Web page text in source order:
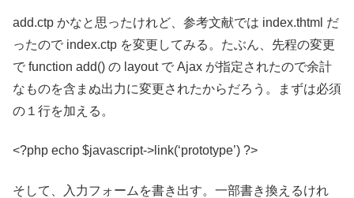
add.ctp かなと思ったけれど、参考文献では index.thtml だ
ったので index.ctp を変更してみる。たぶん、先程の変更
で function add() の layout で Ajax が指定されたので余計
なものを含まぬ出力に変更されたからだろう。まずは必須
の１行を加える。
<?php echo $javascript->link(‘prototype’) ?>
そして、入力フォームを書き出す。一部書き換えるけれ